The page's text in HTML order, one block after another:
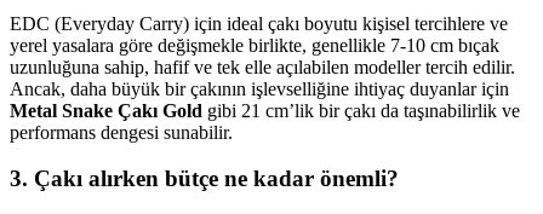
EDC (Everyday Carry) için ideal çakı boyutu kişisel tercihlere ve
yerel yasalara göre değişmekle birlikte, genellikle 7-10 cm bıçak
uzunluğuna sahip, hafif ve tek elle açılabilen modeller tercih edilir.
Ancak, daha büyük bir çakının işlevselliğine ihtiyaç duyanlar için
Metal Snake Çakı Gold gibi 21 cm’lik bir çakı da taşınabilirlik ve
performans dengesi sunabilir.
3. Çakı alırken bütçe ne kadar önemli?